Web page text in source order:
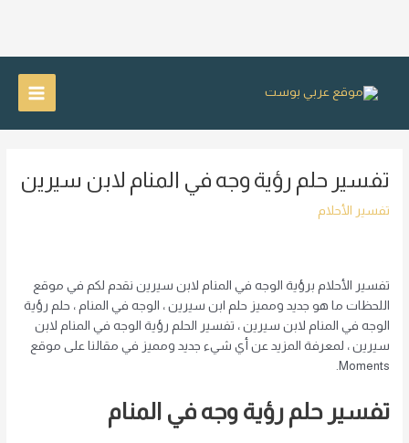
Main
تفسير حلم رؤية وجه في المنام لابن سيرين
تفسير الأحلام
تفسير الأحلام برؤية الوجه في المنام لابن سيرين نقدم لكم في موقع
اللحظات ما هو جديد ومميز حلم ابن سيرين ، الوجه في المنام ، حلم رؤية
الوجه في المنام لابن سيرين ، تفسير الحلم رؤية الوجه في المنام لابن
سيرين ، لمعرفة المزيد عن أي شيء جديد ومميز في مقالنا على موقع
Moments.
تفسير حلم رؤية وجه في المنام